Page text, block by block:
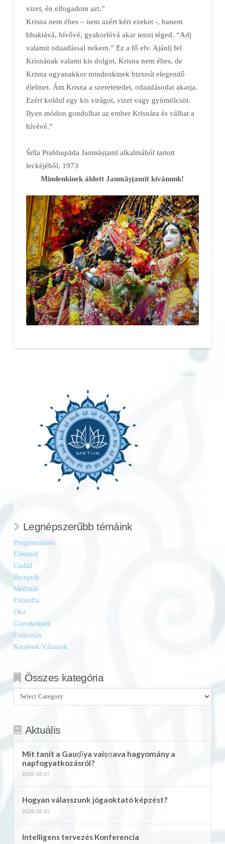
vizet, én elfogadom azt.”
Krisna nem éhes – nem azért kéri ezeket -, hanem
bhaktává, hívővé, gyakorlóvá akar tenni téged. “Adj
valamit odaadással nekem.” Ez a fő elv. Ajánlj fel
Krisnának valami kis dolgot. Krisna nem éhes, de
Krisna ugyanakkor mindenkinek biztosít elegendő
élelmet. Ám Krisna a szeretetedet, odaadásodat akarja.
Ezért koldul egy kis virágot, vizet vagy gyümölcsöt.
Ilyen módon gondolhat az ember Krisnára és válhat a
hívévé.”
Śrīla Prabhupāda Janmāṣṭamī alkalmából tartott
leckéjéből, 1973
Mindenkinek áldott Janmāṣṭamīt kívánunk!
Legnépszerűbb témáink
Programajánló
Életmód
Család
Receptek
Médiatár
Filozófia
Öko
Gyerekeknek
Ételosztás
Kérdések/Válaszok
Összes kategória
Összes
kategória
Aktuális
Mit tanít a Gauḍīya vaiṣṇava hagyomány a
napfogyatkozásról?
2026-08-07
Hogyan válasszunk jógaoktató képzést?
2026-08-05
Intelligens tervezés Konferencia